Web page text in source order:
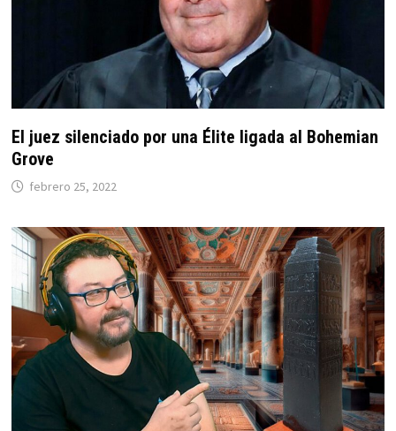
El juez silenciado por una Élite ligada al Bohemian
Grove
febrero 25, 2022